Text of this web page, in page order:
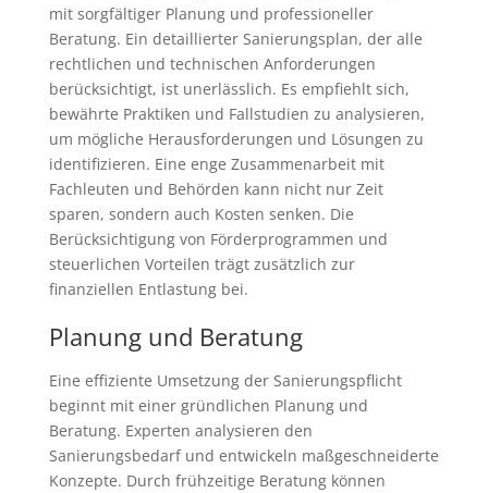
mit sorgfältiger Planung und professioneller
Beratung. Ein detaillierter Sanierungsplan, der alle
rechtlichen und technischen Anforderungen
berücksichtigt, ist unerlässlich. Es empfiehlt sich,
bewährte Praktiken und Fallstudien zu analysieren,
um mögliche Herausforderungen und Lösungen zu
identifizieren. Eine enge Zusammenarbeit mit
Fachleuten und Behörden kann nicht nur Zeit
sparen, sondern auch Kosten senken. Die
Berücksichtigung von Förderprogrammen und
steuerlichen Vorteilen trägt zusätzlich zur
finanziellen Entlastung bei.
Planung und Beratung
Eine effiziente Umsetzung der Sanierungspflicht
beginnt mit einer gründlichen Planung und
Beratung. Experten analysieren den
Sanierungsbedarf und entwickeln maßgeschneiderte
Konzepte. Durch frühzeitige Beratung können